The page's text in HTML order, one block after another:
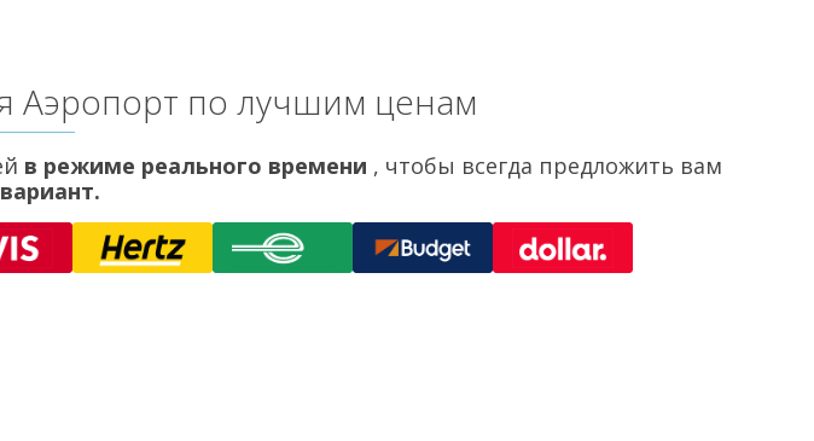
по лучшим ценам
в режиме реального времени , чтобы всегда предложить вам